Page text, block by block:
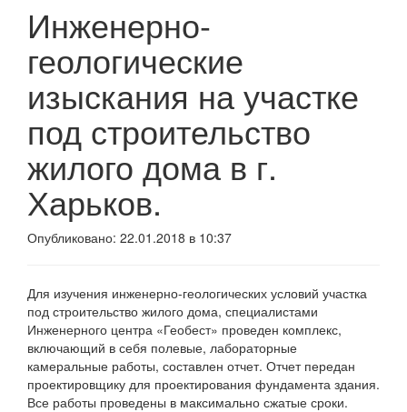
Инженерно-
геологические
изыскания на участке
под строительство
жилого дома в г.
Харьков.
Опубликовано: 22.01.2018 в 10:37
Для изучения инженерно-геологических условий участка
под строительство жилого дома, специалистами
Инженерного центра «Геобест» проведен комплекс,
включающий в себя полевые, лабораторные
камеральные работы, составлен отчет. Отчет передан
проектировщику для проектирования фундамента здания.
Все работы проведены в максимально сжатые сроки.